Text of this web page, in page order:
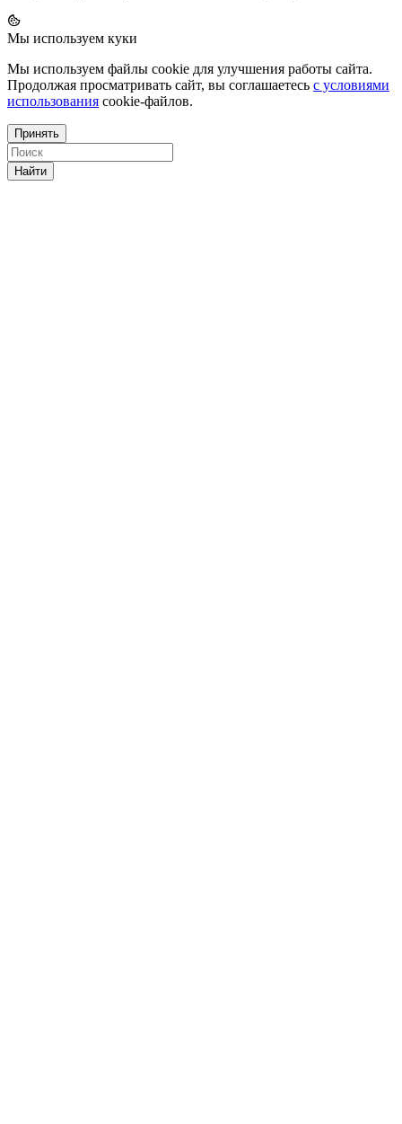
Мы используем куки
Мы используем файлы cookie для улучшения работы сайта.
Продолжая просматривать сайт, вы соглашаетесь с условиями
использования cookie-файлов.
Принять
Найти